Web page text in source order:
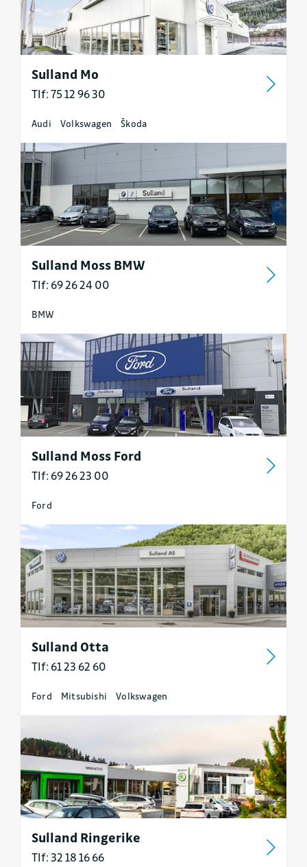
Sulland Mo
Tlf: 75 12 96 30
Audi Volkswagen Škoda
Sulland Moss BMW
Tlf: 69 26 24 00
BMW
Sulland Moss Ford
Tlf: 69 26 23 00
Ford
Sulland Otta
Tlf: 61 23 62 60
Ford Mitsubishi Volkswagen
Sulland Ringerike
Tlf: 32 18 16 66